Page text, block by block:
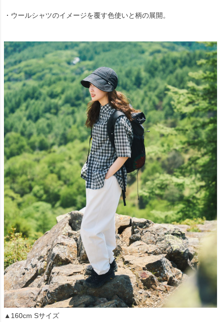
・ウールシャツのイメージを覆す色使いと柄の展開。
▲160cm Sサイズ